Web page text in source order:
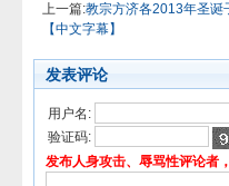
上一篇:教宗方济各2013年圣诞
【中文字幕】
发表评论
用户名:
验证码:
发布人身攻击、辱骂性评论者